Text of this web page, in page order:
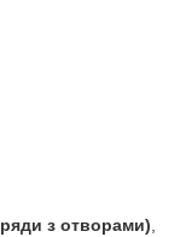
з отворами),